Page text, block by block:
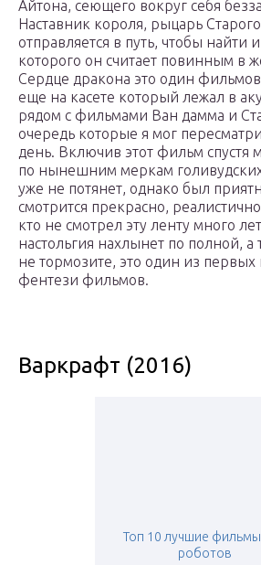
Айтона, сеющего вокруг себя
Наставник короля, рыцарь
отправляется в путь, чтобы найти
которого он считает повинным в
Сердце дракона это один
еще на касете который лежал в
рядом с фильмами Ван дамма и
очередь которые я мог
день. Включив этот фильм спустя
по нынешним меркам
уже не потянет, однако был
смотрится прекрасно,
кто не смотрел эту ленту много
настольгия нахлынет по полной, а
не тормозите, это один из первых
фентези фильмов.
Варкрафт (2016)
Топ 10 лучшие
роботов